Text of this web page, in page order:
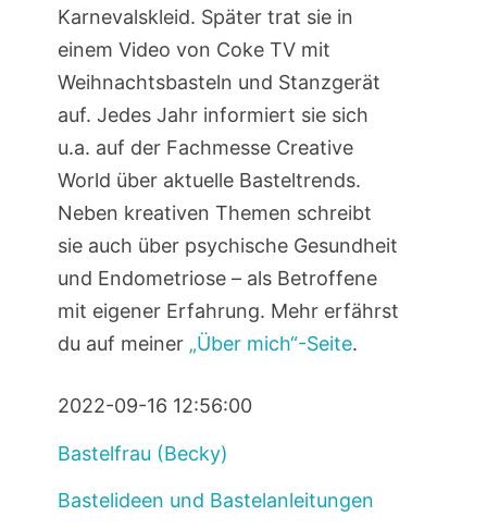
Karnevalskleid. Später trat sie in
einem Video von Coke TV mit
Weihnachtsbasteln und Stanzgerät
auf. Jedes Jahr informiert sie sich
u.a. auf der Fachmesse Creative
World über aktuelle Basteltrends.
Neben kreativen Themen schreibt
sie auch über psychische Gesundheit
und Endometriose – als Betroffene
mit eigener Erfahrung. Mehr erfährst
du auf meiner „Über mich“-Seite.
2022-09-16 12:56:00
Bastelfrau (Becky)
Bastelideen und Bastelanleitungen